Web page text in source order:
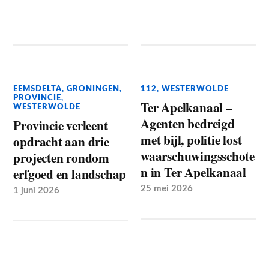
EEMSDELTA,GRONINGEN,
PROVINCIE,
WESTERWOLDE
Provincie verleent
opdracht aan drie
projecten rondom
erfgoed en landschap
1 juni 2026
112,WESTERWOLDE
Ter Apelkanaal –
Agenten bedreigd
met bijl, politie lost
waarschuwingsschote
n in Ter Apelkanaal
25 mei 2026